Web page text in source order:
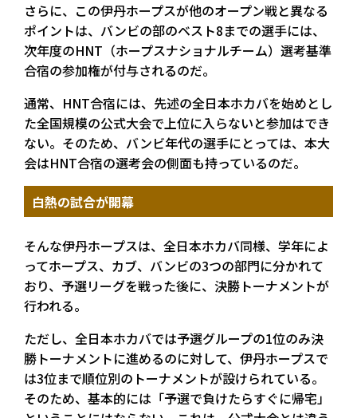
さらに、この伊丹ホープスが他のオープン戦と異なる
ポイントは、バンビの部のベスト8までの選手には、
次年度のHNT（ホープスナショナルチーム）選考基準
合宿の参加権が付与されるのだ。
通常、HNT合宿には、先述の全日本ホカバを始めとし
た全国規模の公式大会で上位に入らないと参加はでき
ない。そのため、バンビ年代の選手にとっては、本大
会はHNT合宿の選考会の側面も持っているのだ。
白熱の試合が開幕
そんな伊丹ホープスは、全日本ホカバ同様、学年によ
ってホープス、カブ、バンビの3つの部門に分かれて
おり、予選リーグを戦った後に、決勝トーナメントが
行われる。
ただし、全日本ホカバでは予選グループの1位のみ決
勝トーナメントに進めるのに対して、伊丹ホープスで
は3位まで順位別のトーナメントが設けられている。
そのため、基本的には「予選で負けたらすぐに帰宅」